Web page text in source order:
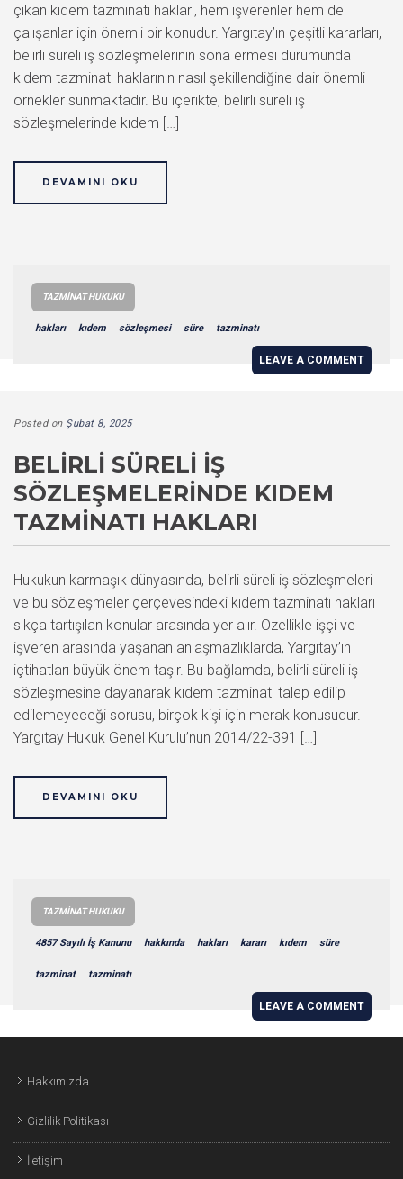
çıkan kıdem tazminatı hakları, hem işverenler hem de
çalışanlar için önemli bir konudur. Yargıtay’ın çeşitli kararları,
belirli süreli iş sözleşmelerinin sona ermesi durumunda
kıdem tazminatı haklarının nasıl şekillendiğine dair önemli
örnekler sunmaktadır. Bu içerikte, belirli süreli iş
sözleşmelerinde kıdem […]
DEVAMINI OKU
TAZMINAT HUKUKU
hakları kıdem sözleşmesi süre tazminatı
LEAVE A COMMENT
Posted on Şubat 8, 2025
BELIRLI SÜRELI İŞ
SÖZLEŞMELERINDE KIDEM
TAZMINATI HAKLARI
Hukukun karmaşık dünyasında, belirli süreli iş sözleşmeleri
ve bu sözleşmeler çerçevesindeki kıdem tazminatı hakları
sıkça tartışılan konular arasında yer alır. Özellikle işçi ve
işveren arasında yaşanan anlaşmazlıklarda, Yargıtay’ın
içtihatları büyük önem taşır. Bu bağlamda, belirli süreli iş
sözleşmesine dayanarak kıdem tazminatı talep edilip
edilemeyeceği sorusu, birçok kişi için merak konusudur.
Yargıtay Hukuk Genel Kurulu’nun 2014/22-391 […]
DEVAMINI OKU
TAZMINAT HUKUKU
4857 Sayılı İş Kanunu hakkında hakları kararı kıdem süre
tazminat tazminatı
LEAVE A COMMENT
Hakkımızda
Gizlilik Politikası
İletişim